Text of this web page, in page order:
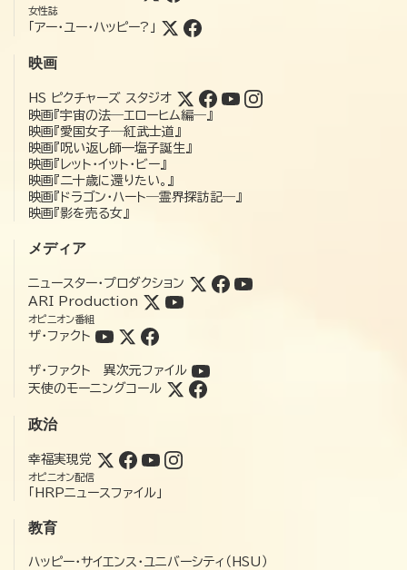
女性誌
「アー・ユー・ハッピー?」
映画
HS ピクチャーズ スタジオ
映画『宇宙の法―エローヒム編―』
映画『愛国女子―紅武士道』
映画『呪い返し師—塩子誕生』
映画『レット・イット・ビー』
映画『二十歳に還りたい。』
映画『ドラゴン・ハート―霊界探訪記―』
映画『影を売る女』
メディア
ニュースター・プロダクション
ARI Production
オピニオン番組
ザ・ファクト
ザ・ファクト 異次元ファイル
天使のモーニングコール
政治
幸福実現党
オピニオン配信
「HRPニュースファイル」
教育
ハッピー・サイエンス・ユニバーシティ（HSU）